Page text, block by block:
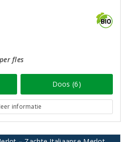
fles
Doos (6)
informatie